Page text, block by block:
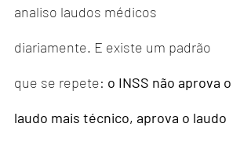
analiso laudos médicos
diariamente. E existe um padrão
que se repete: o INSS não aprova o
laudo mais técnico, aprova o laudo